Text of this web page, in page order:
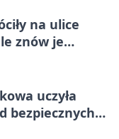
na ulice
znów je
uczyła
bezpiecznych